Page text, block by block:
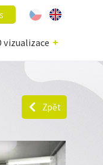
vizualizace
Zpět